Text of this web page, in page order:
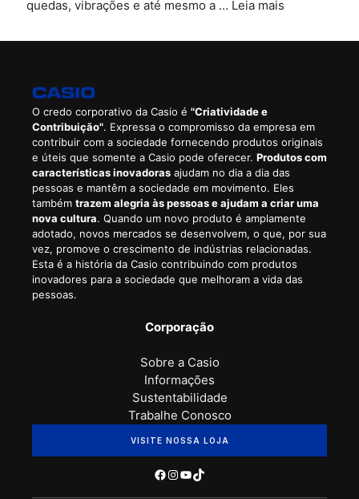
quedas, vibrações e até mesmo a … Leia mais
O credo corporativo da Casio é "Criatividade e
Contribuição". Expressa o compromisso da empresa em
contribuir com a sociedade fornecendo produtos originais
e úteis que somente a Casio pode oferecer. Produtos com
características inovadoras ajudam no dia a dia das
pessoas e mantêm a sociedade em movimento. Eles
também trazem alegria às pessoas e ajudam a criar uma
nova cultura. Quando um novo produto é amplamente
adotado, novos mercados se desenvolvem, o que, por sua
vez, promove o crescimento de indústrias relacionadas.
Esta é a história da Casio contribuindo com produtos
inovadores para a sociedade que melhoram a vida das
pessoas.
Corporação
Sobre a Casio
Informações
Sustentabilidade
Trabalhe Conosco
VISITE NOSSA LOJA
Facebook
Instagram
Youtube
TikTok